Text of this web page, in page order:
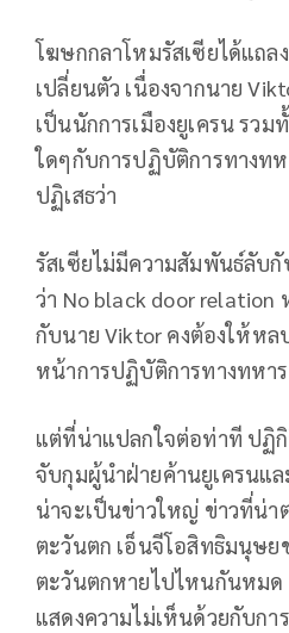
โฆษกกลาโหมรัสเซียได้แถล
เปลี่ยนตัว เนื่องจากนาย
เป็นนักการเมืองยูเครน รวม
ใดๆกับการปฏิบัติการทางทห
ปฏิเสธว่า
รัสเซียไม่มีความสัมพันธ์ลับ
ว่า No black door relation
กับนาย Viktor คงต้องให้ห
หน้าการปฏิบัติการทางทหา
แต่ที่น่าแปลกใจต่อท่าที ปฏิกิ
จับกุมผู้นำฝ่ายค้านยูเครนแ
น่าจะเป็นข่าวใหญ่ ข่าวที่น่า
ตะวันตก เอ็นจีโอสิทธิมนุษย
ตะวันตกหายไปไหนกันหมด
แสดงความไม่เห็นด้วยกับกา